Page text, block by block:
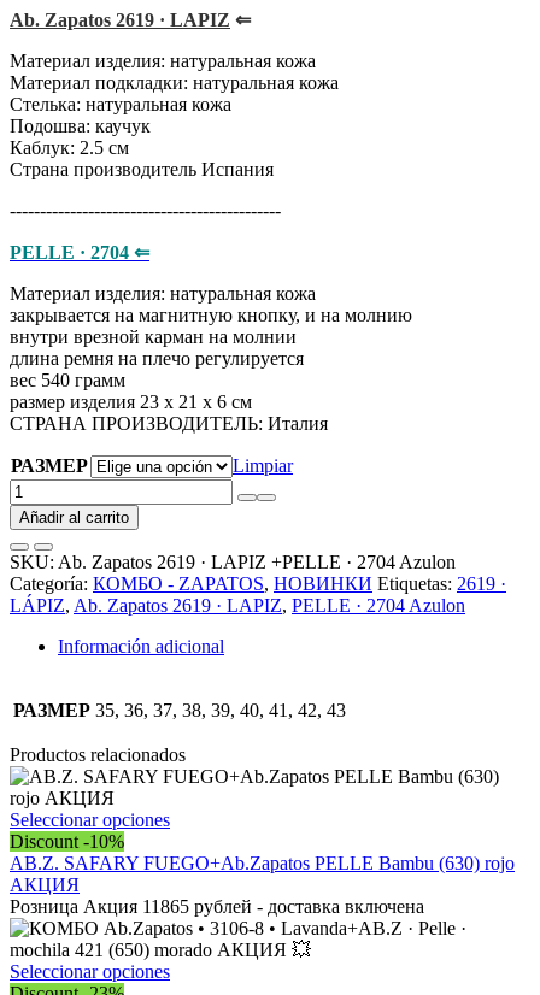
Ab. Zapatos 2619 · LAPIZ ⇐
Материал изделия: натуральная кожа
Материал подкладки: натуральная кожа
Стелька: натуральная кожа
Подошва: каучук
Каблук: 2.5 см
Страна производитель Испания
---------------------------------------------
PELLE · 2704 ⇐
Материал изделия: натуральная кожа
закрывается на магнитную кнопку, и на молнию
внутри врезной карман на молнии
длина ремня на плечо регулируется
вес 540 грамм
размер изделия 23 х 21 х 6 см
СТРАНА ПРОИЗВОДИТЕЛЬ: Италия
РАЗМЕР
Limpiar
Ab.
Zapatos
2619
·
LAPIZ
+PELLE
·
2704
Azulon
cantidad
Añadir al carrito
SKU: Ab. Zapatos 2619 · LAPIZ +PELLE · 2704 Azulon
Categoría: КОМБО - ZAPATOS, НОВИНКИ Etiquetas: 2619 ·
LÁPIZ, Ab. Zapatos 2619 · LAPIZ, PELLE · 2704 Azulon
Información adicional
РАЗМЕР 35, 36, 37, 38, 39, 40, 41, 42, 43
Productos relacionados
Seleccionar opcionesEste
tiene
variantes.
Las
opciones
se
Discount -10%
AB.Z. SAFARY FUEGO+Ab.Zapatos PELLE Bambu (630) rojo
АКЦИЯ
Розница Акция 11865 рублей - доставка включена
Seleccionar opcionesEste